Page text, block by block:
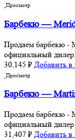
Просмотр
Барбекю —
Продаем барбекю -
официальный
30,145 ₽ Добавить в
Просмотр
Барбекю —
Продаем барбекю -
официальный
31,407 ₽ Добавить в